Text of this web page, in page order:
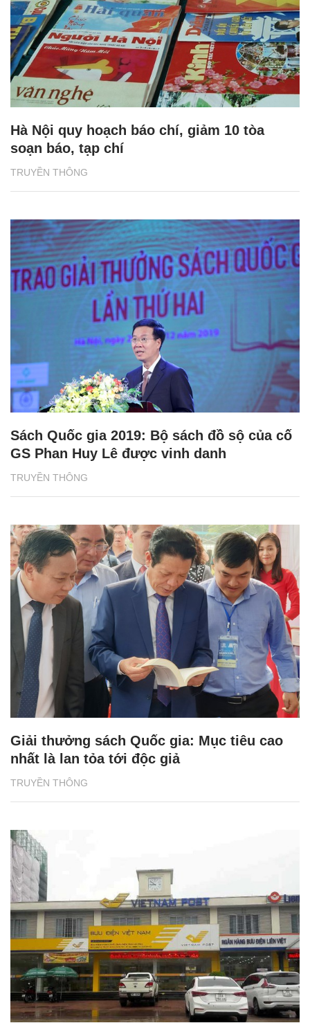
TRUYỀN THÔNG
Hà Nội quy hoạch báo chí, giảm 10 tòa
soạn báo, tạp chí
TRUYỀN THÔNG
Sách Quốc gia 2019: Bộ sách đồ sộ của cố
GS Phan Huy Lê được vinh danh
TRUYỀN THÔNG
Giải thưởng sách Quốc gia: Mục tiêu cao
nhất là lan tỏa tới độc giả